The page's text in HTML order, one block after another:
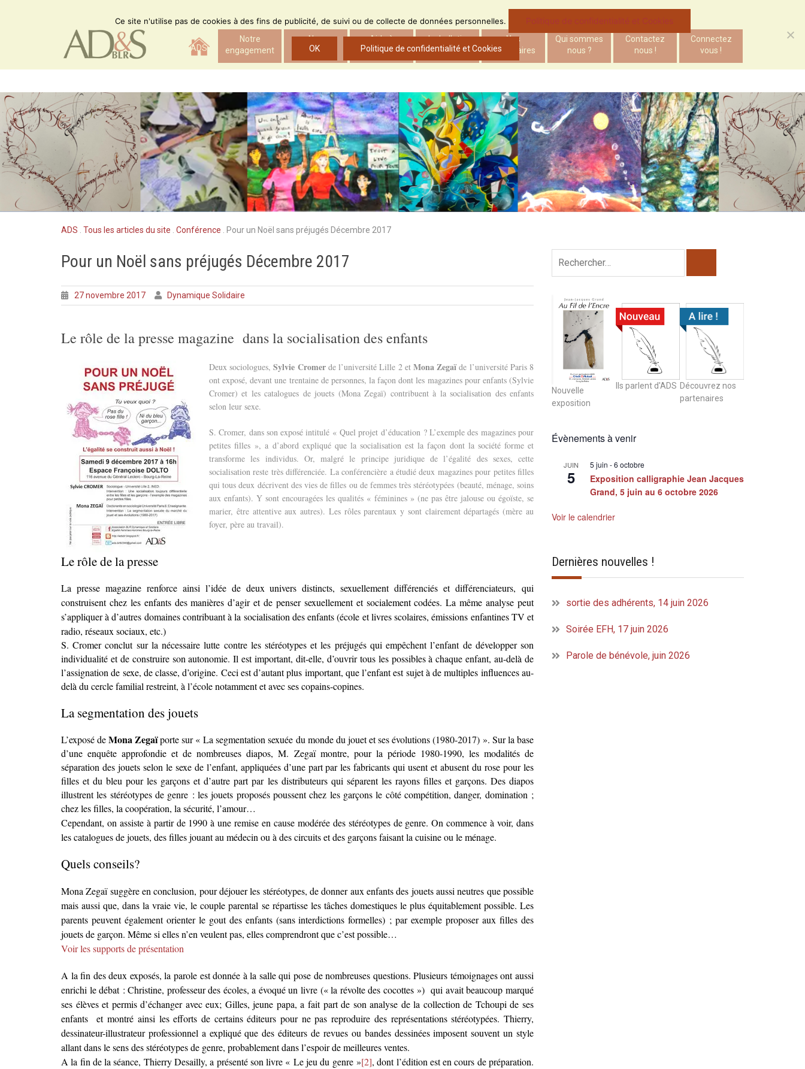
ADS
Notre
engagement
Nos
actions
Aide à
l’insertion
Le bulletin
d’ADS
Nos
partenaires
Qui sommes
nous ?
Contactez
nous !
Connectez
vous !
ADS Tous les articles du site Conférence Pour un Noël sans préjugés Décembre 2017
Pour un Noël sans préjugés Décembre 2017
27 novembre 2017 Dynamique Solidaire
Le rôle de la presse magazine dans la socialisation des enfants
Deux sociologues,Sylvie Cromerde l’université Lille 2 et Mona Zegaï de l’université Paris 8
ont exposé, devant une trentaine de personnes, la façon dont les magazines pour enfants (Sylvie
Cromer) et les catalogues de jouets (Mona Zegaï) contribuent à la socialisation des enfants
selon leur sexe.
S. Cromer, dans son exposé intitulé « Quel projet d’éducation ? L’exemple des magazines pour
petites filles », a d’abord expliqué que la socialisation est la façon dont la société forme et
transforme les individus. Or, malgré le principe juridique de l’égalité des sexes, cette
socialisation reste très différenciée. La conférencière a étudié deux magazines pour petites filles
qui tous deux décrivent des vies de filles ou de femmes très stéréotypées (beauté, ménage, soins
aux enfants). Y sont encouragées les qualités « féminines » (ne pas être jalouse ou égoïste, se
marier, être attentive aux autres). Les rôles parentaux y sont clairement départagés (mère au
foyer, père au travail).
Le rôle de la presse
La presse magazine renforce ainsi l’idée de deux univers distincts, sexuellement différenciés et différenciateurs, qui
construisent chez les enfants des manières d’agir et de penser sexuellement et socialement codées. La même analyse peut
s’appliquer à d’autres domaines contribuant à la socialisation des enfants (école et livres scolaires, émissions enfantines TV et
radio, réseaux sociaux, etc.)
S. Cromer conclut sur la nécessaire lutte contre les stéréotypes et les préjugés qui empêchent l’enfant de développer son
individualité et de construire son autonomie. Il est important, dit-elle, d’ouvrir tous les possibles à chaque enfant, au-delà de
l’assignation de sexe, de classe, d’origine. Ceci est d’autant plus important, que l’enfant est sujet à de multiples influences au-
delà du cercle familial restreint, à l’école notamment et avec ses copains-copines.
La segmentation des jouets
L’exposé deMona Zegaïporte sur « La segmentation sexuée du monde du jouet et ses évolutions (1980-2017) ». Sur la base
d’une enquête approfondie et de nombreuses diapos, M. Zegaï montre, pour la période 1980-1990, les modalités de
séparation des jouets selon le sexe de l’enfant, appliquées d’une part par les fabricants qui usent et abusent du rose pour les
filles et du bleu pour les garçons et d’autre part par les distributeurs qui séparent les rayons filles et garçons. Des diapos
illustrent les stéréotypes de genre : les jouets proposés poussent chez les garçons le côté compétition, danger, domination ;
chez les filles, la coopération, la sécurité, l’amour…
Cependant, on assiste à partir de 1990 à une remise en cause modérée des stéréotypes de genre. On commence à voir, dans
les catalogues de jouets, des filles jouant au médecin ou à des circuits et des garçons faisant la cuisine ou le ménage.
Quels conseils?
Mona Zegaï suggère en conclusion, pour déjouer les stéréotypes, de donner aux enfants des jouets aussi neutres que possible
mais aussi que, dans la vraie vie, le couple parental se répartisse les tâches domestiques le plus équitablement possible. Les
parents peuvent également orienter le gout des enfants (sans interdictions formelles) ; par exemple proposer aux filles des
jouets de garçon. Même si elles n’en veulent pas, elles comprendront que c’est possible…
Voir les supports de présentation
A la fin des deux exposés, la parole est donnée à la salle qui pose de nombreuses questions. Plusieurs témoignages ont aussi
enrichi le débat : Christine, professeur des écoles, a évoqué un livre (« la révolte des cocottes ») qui avait beaucoup marqué
ses élèves et permis d’échanger avec eux; Gilles, jeune papa, a fait part de son analyse de la collection de Tchoupi de ses
enfants et montré ainsi les efforts de certains éditeurs pour ne pas reproduire des représentations stéréotypées. Thierry,
dessinateur-illustrateur professionnel a expliqué que des éditeurs de revues ou bandes dessinées imposent souvent un style
allant dans le sens des stéréotypes de genre, probablement dans l’espoir de meilleures ventes.
A la fin de la séance, Thierry Desailly, a présenté son livre « Le jeu du genre »[2], dont l’édition est en cours de préparation.
Nouvelle
exposition
Ils parlent d'ADS Découvrez nos
partenaires
Évènements à venir
JUIN
5
5 juin -6 octobre
Exposition calligraphie Jean Jacques
Grand, 5 juin au 6 octobre 2026
Voir le calendrier
Dernières nouvelles !
sortie des adhérents, 14 juin 2026
Soirée EFH, 17 juin 2026
Parole de bénévole, juin 2026
Ce site n'utilise pas de cookies à des fins de publicité, de suivi ou de collecte de données personnelles. Politique de confidentialité et Cookies
OK Politique de confidentialité et Cookies